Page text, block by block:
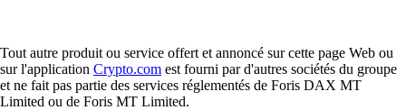
Tout autre produit ou service offert et annoncé sur cette page Web ou
sur l'application Crypto.com est fourni par d'autres sociétés du groupe
et ne fait pas partie des services réglementés de Foris DAX MT
Limited ou de Foris MT Limited.